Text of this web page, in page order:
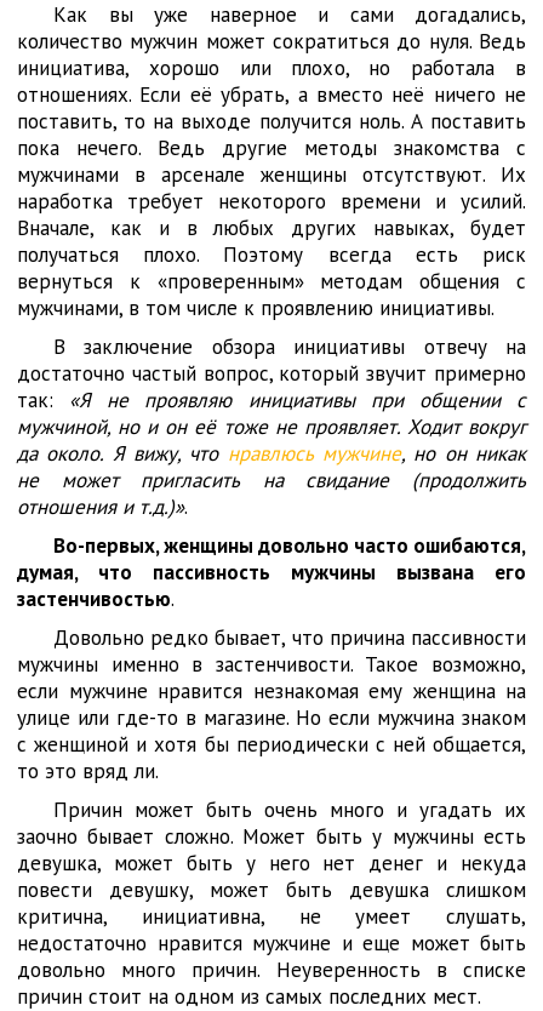
Как вы уже наверное и сами догадались,
количество мужчин может сократиться до нуля. Ведь
инициатива, хорошо или плохо, но работала в
отношениях. Если её убрать, а вместо неё ничего не
поставить, то на выходе получится ноль. А поставить
пока нечего. Ведь другие методы знакомства с
мужчинами в арсенале женщины отсутствуют. Их
наработка требует некоторого времени и усилий.
Вначале, как и в любых других навыках, будет
получаться плохо. Поэтому всегда есть риск
вернуться к «проверенным» методам общения с
мужчинами, в том числе к проявлению инициативы.
В заключение обзора инициативы отвечу на
достаточно частый вопрос, который звучит примерно
так: «Я не проявляю инициативы при общении с
мужчиной, но и он её тоже не проявляет. Ходит вокруг
да около. Я вижу, что нравлюсь мужчине, но он никак
не может пригласить на свидание (продолжить
отношения и т.д.)».
Во-первых, женщины довольно часто ошибаются,
думая, что пассивность мужчины вызвана его
застенчивостью.
Довольно редко бывает, что причина пассивности
мужчины именно в застенчивости. Такое возможно,
если мужчине нравится незнакомая ему женщина на
улице или где-то в магазине. Но если мужчина знаком
с женщиной и хотя бы периодически с ней общается,
то это вряд ли.
Причин может быть очень много и угадать их
заочно бывает сложно. Может быть у мужчины есть
девушка, может быть у него нет денег и некуда
повести девушку, может быть девушка слишком
критична, инициативна, не умеет слушать,
недостаточно нравится мужчине и еще может быть
довольно много причин. Неуверенность в списке
причин стоит на одном из самых последних мест.